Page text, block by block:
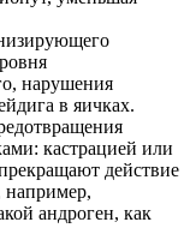
нарушения
в яичках.
кастрацией или
действие
андроген, как